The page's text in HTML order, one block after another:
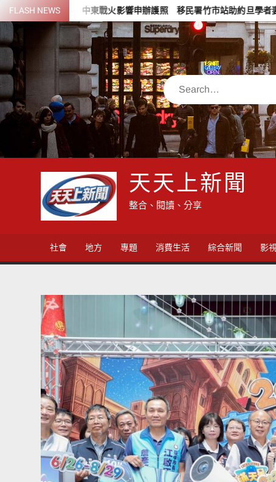
Skip
to
content
FLASH NEWS
中東戰火影響申辦護照 移民署竹市站助約旦學者妻女取得新護照順利
Search
天天上新聞
整合、閱讀、分享
社會 地方 專題 消費生活 綜合新聞 影